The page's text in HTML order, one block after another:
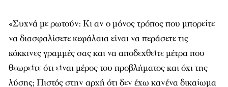
«Συχνά με ρωτούν: Κι αν ο μόνος τρόπος που μπορείτε
να διασφαλίσετε κεφάλαια είναι να περάσετε τις
κόκκινες γραμμές σας και να αποδεχθείτε μέτρα που
θεωρείτε ότι είναι μέρος του προβλήματος και όχι της
λύσης; Πιστός στην αρχή ότι δεν έχω κανένα δικαίωμα